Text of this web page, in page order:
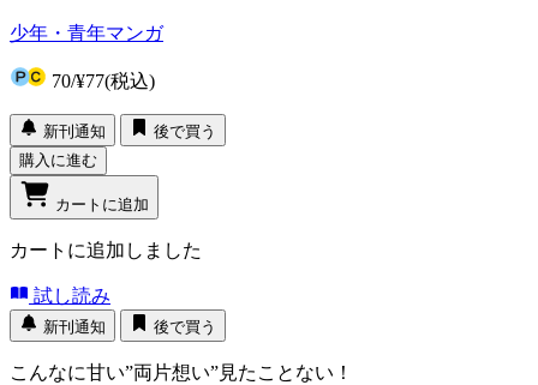
少年・青年マンガ
70/¥77(税込)
新刊通知
後で買う
購入に進む
カートに追加
カートに追加しました
試し読み
新刊通知 後で買う
こんなに甘い”両片想い”見たことない！